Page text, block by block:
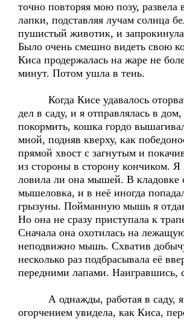
точно повторяя мою позу, развела
лапки, подставляя лучам солнца
пушистый животик, и запрокинула
Было очень смешно видеть свою
Киса продержалась на жаре не
минут. Потом ушла в тень.
Когда Кисе удавалось
дел в саду, и я отправлялась в
покормить, кошка гордо
мной, подняв кверху, как
прямой хвост с загнутым и
из стороны в сторону кончиком. Я
ловила ли она мышей. В кладовке
мышеловка, и в неё иногда
грызуны. Пойманную мышь я
Но она не сразу приступала к
Сначала она охотилась на
неподвижно мышь. Схватив
несколько раз подбрасывала её
передними лапами. Наигравшись,
А однажды, работая в саду, я
огорчением увидела, как Киса,